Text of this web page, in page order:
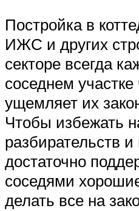
Постройка в
ИЖС и других
секторе всегда
соседнем
ущемляет их
Чтобы избежать
разбирательств
достаточно
соседями
делать все на